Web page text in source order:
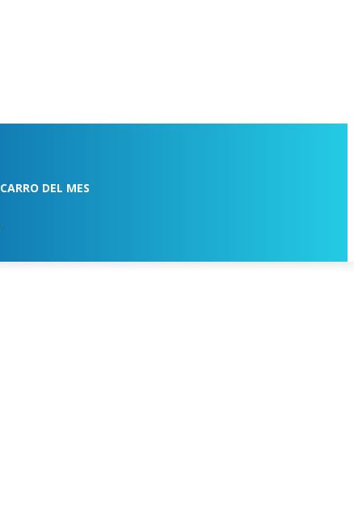
CARRO DEL MES